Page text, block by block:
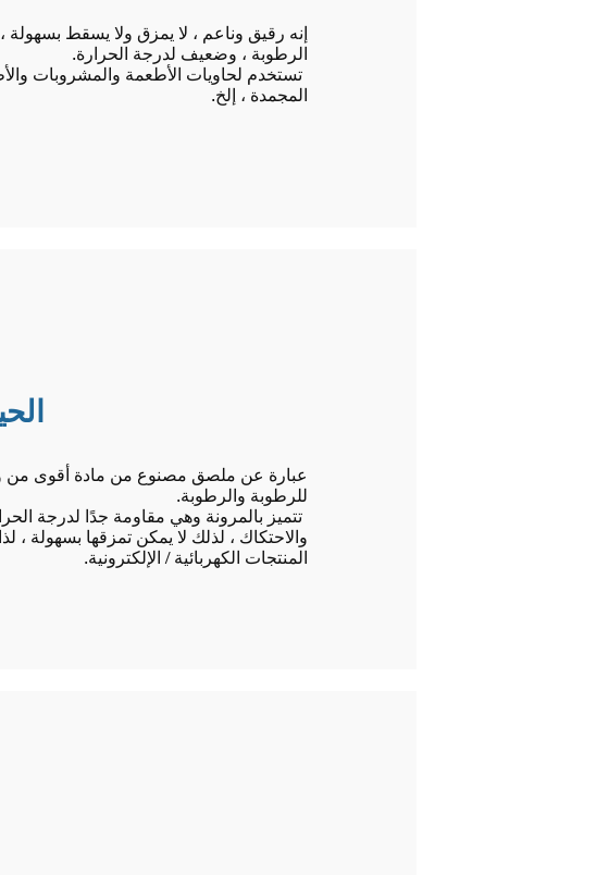
إنه رقيق وناعم ، لا يمزق ولا يسقط بسهولة
الرطوبة ، وضعيف لدرجة الحرارة.
تستخدم لحاويات الأطعمة والمشروبات
المجمدة ، إلخ.
عبارة عن ملصق مصنوع من مادة أقوى من
للرطوبة والرطوبة.
تتميز بالمرونة وهي مقاومة جدًا لدرجة
والاحتكاك ، لذلك لا يمكن تمزقها بسهولة ،
المنتجات الكهربائية / الإلكترونية.